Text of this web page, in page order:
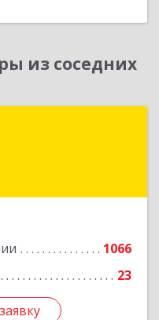
из соседних
1066
23
край, Пятигорск г,